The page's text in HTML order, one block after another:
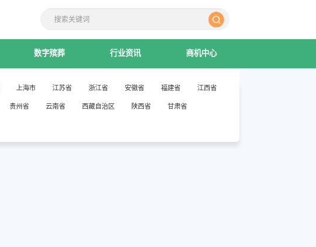
数字殡葬 行业资讯 商机中心
上海市 江苏省 浙江省 安徽省 福建省 江西省
贵州省 云南省 西藏自治区 陕西省 甘肃省